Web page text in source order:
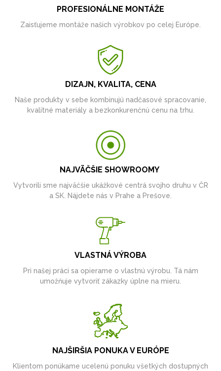
PROFESIONÁLNE MONTÁŽE
Zaisťujeme montáže našich výrobkov po celej Európe.
DIZAJN, KVALITA, CENA
Naše produkty v sebe kombinujú nadčasové spracovanie,
kvalitné materiály a bezkonkurenčnú cenu na trhu.
NAJVÄČŠIE SHOWROOMY
Vytvorili sme najväčšie ukážkové centrá svojho druhu v ČR
a SK. Nájdete nás v Prahe a Prešove.
VLASTNÁ VÝROBA
Pri našej práci sa opierame o vlastnú výrobu. Tá nám
umožňuje vytvoriť zákazky úplne na mieru.
NAJŠIRŠIA PONUKA V EURÓPE
Klientom ponúkame ucelenú ponuku všetkých dostupných